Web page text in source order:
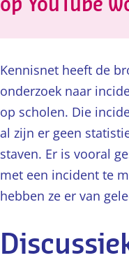
op YouTube
Kennisnet heeft de
onderzoek naar
op scholen. Die
al zijn er geen
staven. Er is vooral
met een incident te
hebben ze er van